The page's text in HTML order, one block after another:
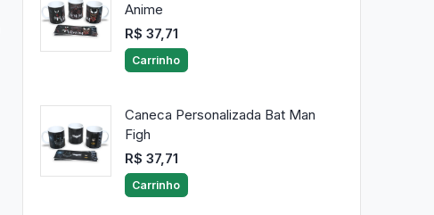
Anime
R$ 37,71
Carrinho
Caneca Personalizada Bat Man
Figh
R$ 37,71
Carrinho